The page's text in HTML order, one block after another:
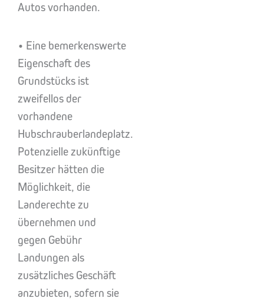
Autos vorhanden.
• Eine bemerkenswerte
Eigenschaft des
Grundstücks ist
zweifellos der
vorhandene
Hubschrauberlandeplatz.
Potenzielle zukünftige
Besitzer hätten die
Möglichkeit, die
Landerechte zu
übernehmen und
gegen Gebühr
Landungen als
zusätzliches Geschäft
anzubieten, sofern sie